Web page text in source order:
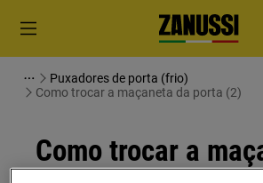
Puxadores de porta (frio)
Como trocar a maçaneta da porta (2)
Como trocar a